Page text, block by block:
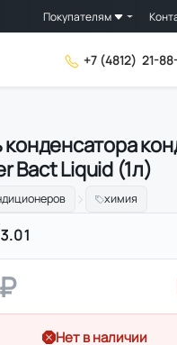
Покупателям
+7 (4812) 21-
Bact Liquid (1л)
химия
Нет в наличии